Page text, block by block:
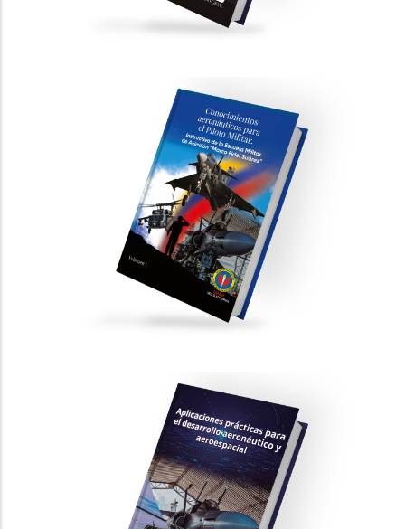
prospectivos en tendencia
PUBLICACIONES CIENTÍFICAS
Conocimientos aeronáuticos para el
Piloto Militar - Volumen I. Instructivo de
la Escuela Militar de Aviación “Marco
PUBLICACIONES CIENTÍFICAS